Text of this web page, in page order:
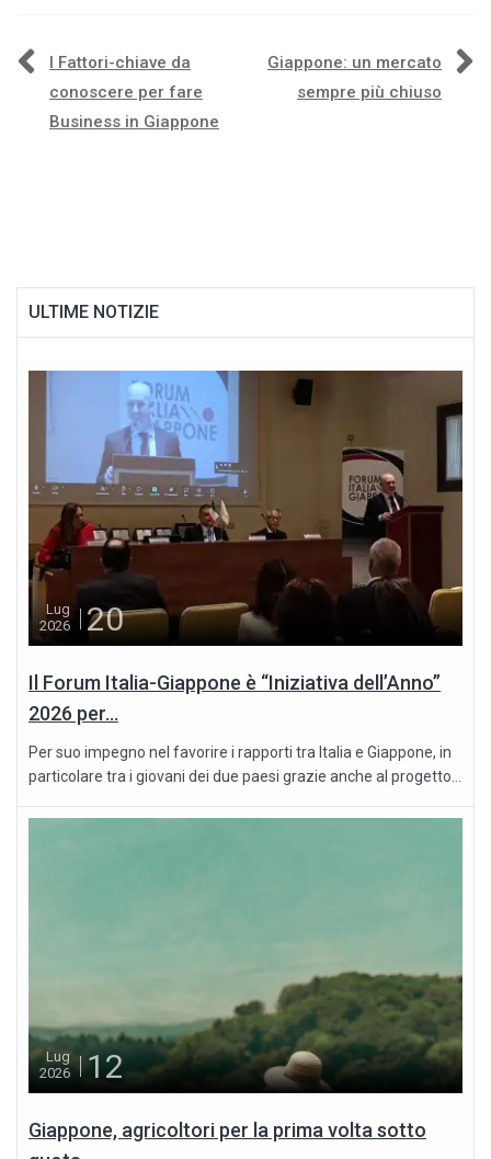
Navigazione
articoli
I Fattori-chiave da
conoscere per fare
Business in Giappone
Giappone: un mercato
sempre più chiuso
ULTIME NOTIZIE
Lug
2026
20
Il Forum Italia-Giappone è “Iniziativa dell’Anno”
2026 per...
Per suo impegno nel favorire i rapporti tra Italia e Giappone, in
particolare tra i giovani dei due paesi grazie anche al progetto...
Lug
2026
12
Giappone, agricoltori per la prima volta sotto